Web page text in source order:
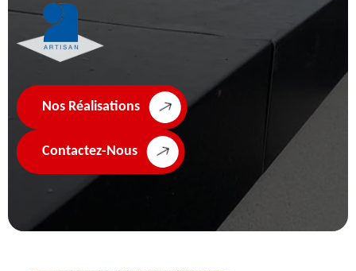
Nos Réalisations
Contactez-Nous